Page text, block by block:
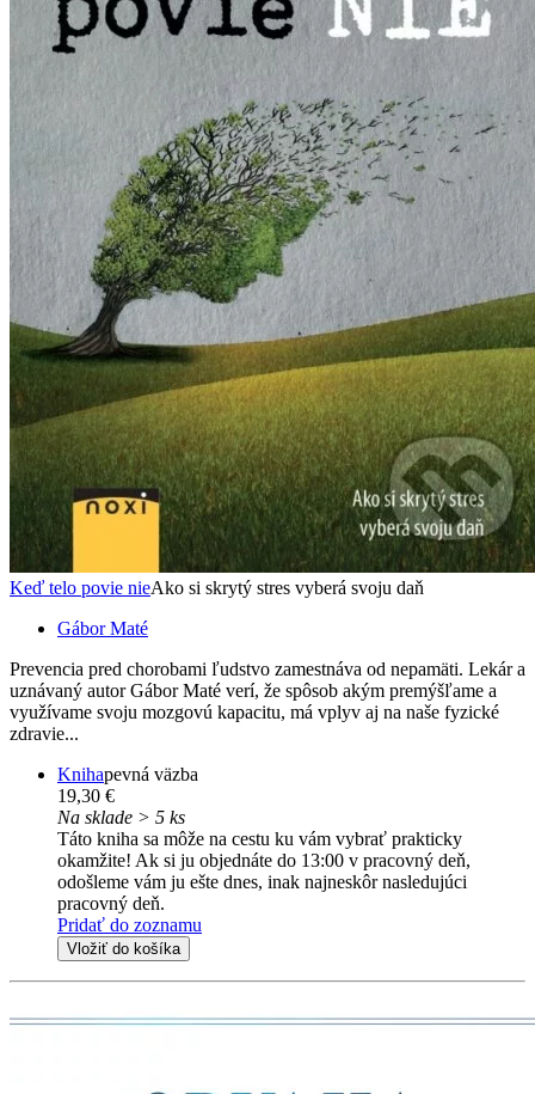
Keď telo povie nieAko si skrytý stres vyberá svoju daň
Gábor Maté
Prevencia pred chorobami ľudstvo zamestnáva od nepamäti. Lekár a
uznávaný autor Gábor Maté verí, že spôsob akým premýšľame a
využívame svoju mozgovú kapacitu, má vplyv aj na naše fyzické
zdravie...
Knihapevná väzba
19,30 €
Na sklade > 5 ks
Táto kniha sa môže na cestu ku vám vybrať prakticky
okamžite! Ak si ju objednáte do 13:00 v pracovný deň,
odošleme vám ju ešte dnes, inak najneskôr nasledujúci
pracovný deň.
Pridať do zoznamu
Vložiť do košíka